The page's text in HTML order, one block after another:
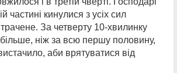
частині кинулися з усіх сил
За четверту 10-хвилинку
ніж за всю першу половину,
аби врятуватися від